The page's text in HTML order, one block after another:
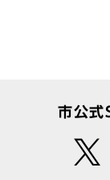
市公式